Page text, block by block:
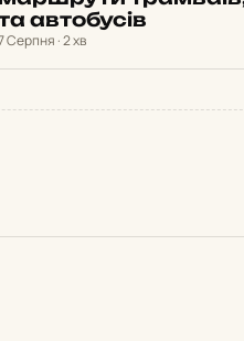
автобусів
Серпня · 2 хв